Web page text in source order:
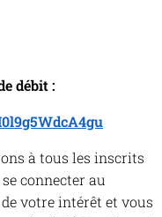
débit :
à tous les inscrits
connecter au
votre intérêt et vous